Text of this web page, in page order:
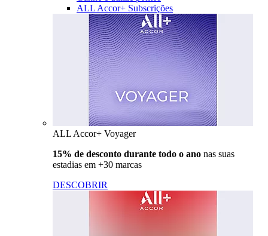
ALL Accor+ Subscrições
ALL Accor+ Voyager
15% de desconto durante todo o ano nas suas
estadias em +30 marcas
DESCOBRIR